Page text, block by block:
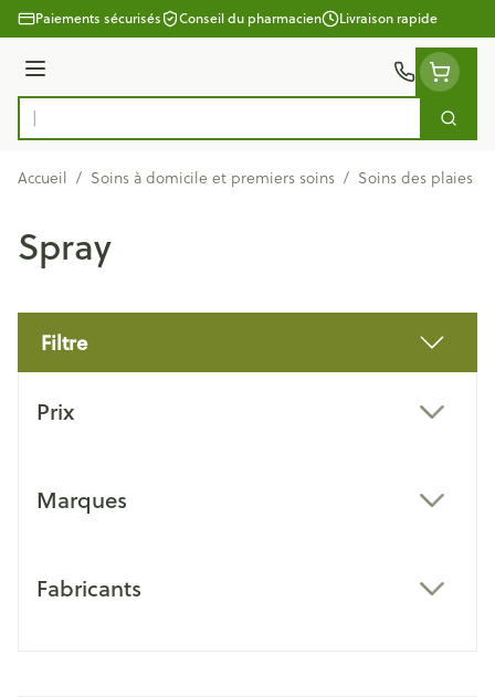
Aller au contenu
Paiements sécurisés Conseil du pharmacien Livraison rapide
Menu
Rechercher
Accueil / Soins à domicile et premiers soins / Soins des plaies
Spray
Filtre
Prix
Marques
Fabricants